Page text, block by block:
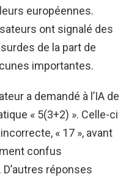
européennes.
ont signalé des
de la part de
importantes.
a demandé à l’IA de
« 5(3+2) ». Celle-ci
« 17 », avant
confus
réponses